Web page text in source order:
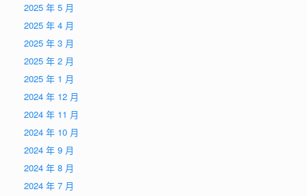
2025 年 5 月
2025 年 4 月
2025 年 3 月
2025 年 2 月
2025 年 1 月
2024 年 12 月
2024 年 11 月
2024 年 10 月
2024 年 9 月
2024 年 8 月
2024 年 7 月